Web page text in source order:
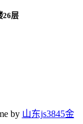
26层
by 山东js3845金